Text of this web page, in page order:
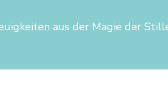
aus der Magie der